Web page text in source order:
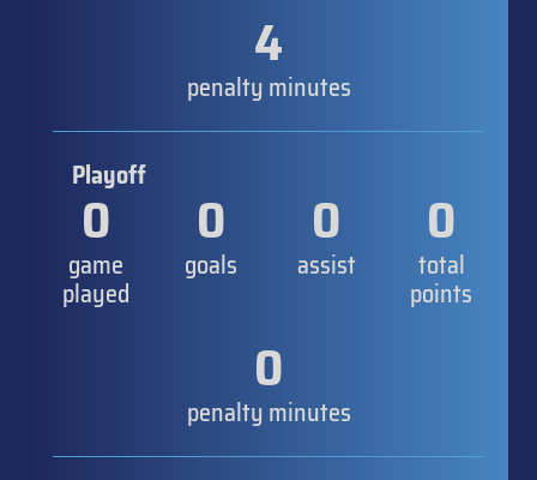
4
penalty minutes
Playoff
0
game
played
0
goals
0
assist
0
total
points
0
penalty minutes